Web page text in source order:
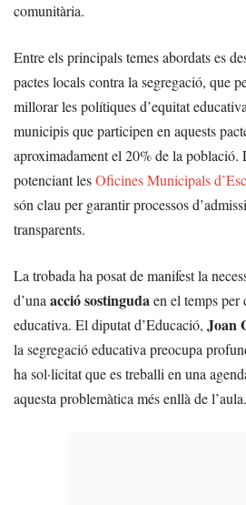
comunitària.
Entre els principals temes abordats es
pactes locals contra la segregació, que
millorar les polítiques d’equitat
municipis que participen en aquests
aproximadament el 20% de la població.
potenciant lesOficines Municipals
són clau per garantir processos
transparents.
La trobada ha posat de manifest la
d’una acció sostingudaen el temps per
educativa. El diputat d’Educació, Joan
la segregació educativa preocupa
ha sol·licitat que es treballi en una
aquesta problemàtica més enllà de l’aula.